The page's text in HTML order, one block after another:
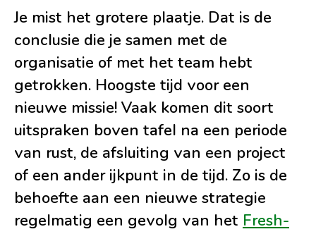
Je mist het grotere plaatje. Dat is de
conclusie die je samen met de
organisatie of met het team hebt
getrokken. Hoogste tijd voor een
nieuwe missie! Vaak komen dit soort
uitspraken boven tafel na een periode
van rust, de afsluiting van een project
of een ander ijkpunt in de tijd. Zo is de
behoefte aan een nieuwe strategie
regelmatig een gevolg van het Fresh-